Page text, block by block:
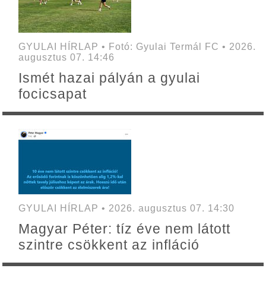
GYULAI HÍRLAP • Fotó: Gyulai Termál FC • 2026.
augusztus 07. 14:46
Ismét hazai pályán a gyulai
focicsapat
GYULAI HÍRLAP • 2026. augusztus 07. 14:30
Magyar Péter: tíz éve nem látott
szintre csökkent az infláció